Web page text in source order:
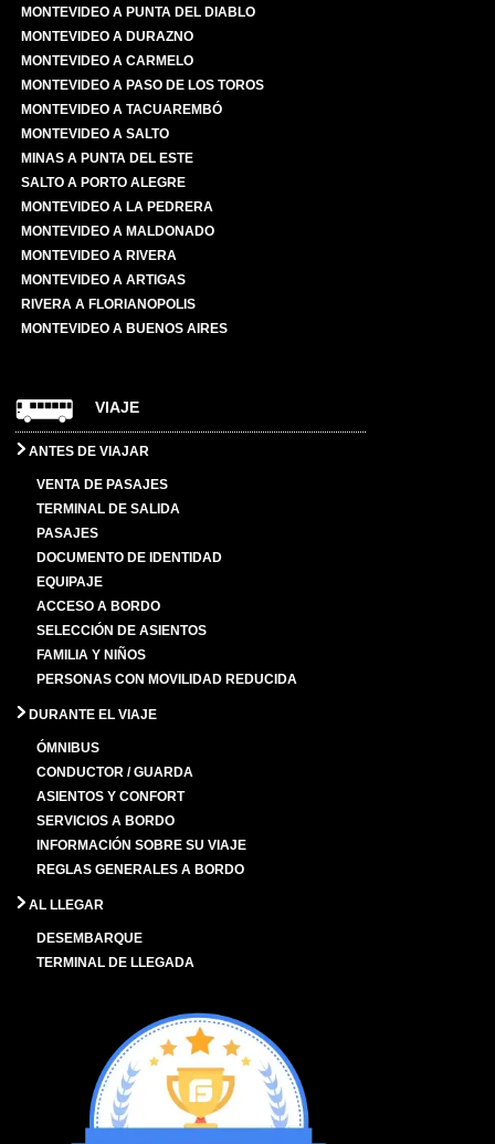
MONTEVIDEO A PUNTA DEL DIABLO
MONTEVIDEO A DURAZNO
MONTEVIDEO A CARMELO
MONTEVIDEO A PASO DE LOS TOROS
MONTEVIDEO A TACUAREMBÓ
MONTEVIDEO A SALTO
MINAS A PUNTA DEL ESTE
SALTO A PORTO ALEGRE
MONTEVIDEO A LA PEDRERA
MONTEVIDEO A MALDONADO
MONTEVIDEO A RIVERA
MONTEVIDEO A ARTIGAS
RIVERA A FLORIANOPOLIS
MONTEVIDEO A BUENOS AIRES
VIAJE
ANTES DE VIAJAR
VENTA DE PASAJES
TERMINAL DE SALIDA
PASAJES
DOCUMENTO DE IDENTIDAD
EQUIPAJE
ACCESO A BORDO
SELECCIÓN DE ASIENTOS
FAMILIA Y NIÑOS
PERSONAS CON MOVILIDAD REDUCIDA
DURANTE EL VIAJE
ÓMNIBUS
CONDUCTOR / GUARDA
ASIENTOS Y CONFORT
SERVICIOS A BORDO
INFORMACIÓN SOBRE SU VIAJE
REGLAS GENERALES A BORDO
AL LLEGAR
DESEMBARQUE
TERMINAL DE LLEGADA